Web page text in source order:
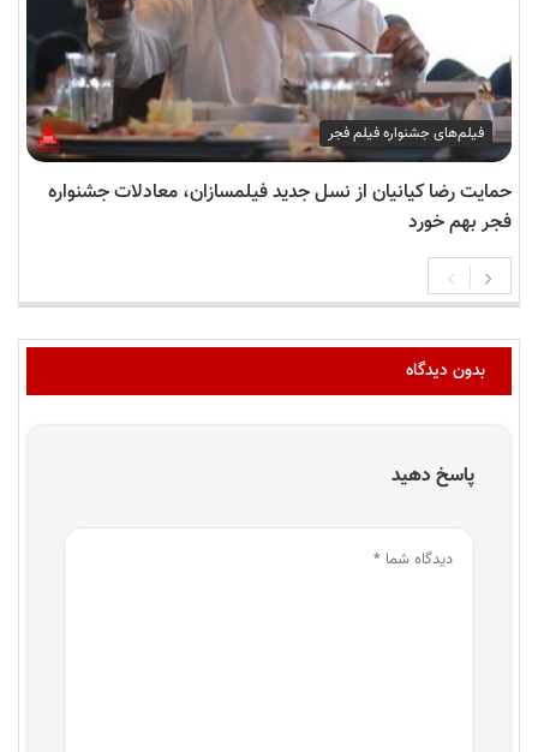
فیلم‌های جشنواره فیلم فجر
حمایت رضا کیانیان از نسل جدید فیلمسازان، معادلات جشنواره
فجر بهم خورد
بدون دیدگاه
پاسخ دهید